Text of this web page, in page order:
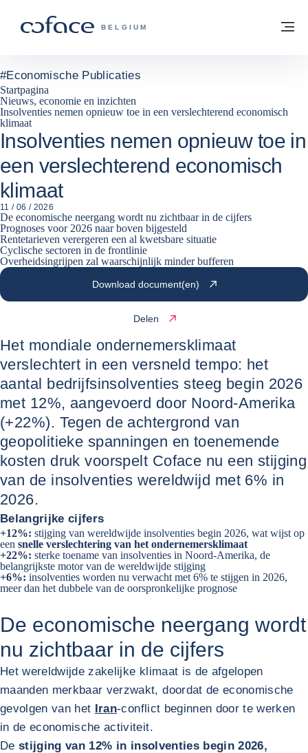
COFACE, FOR TRADE - GROEP
BELGIUM
Terug naar startpagina
#Economische Publicaties
Startpagina
Nieuws, economie en inzichten
Insolventies nemen opnieuw toe in een verslechterend economisch
klimaat
Insolventies nemen opnieuw toe in
een verslechterend economisch
klimaat
11 / 06 / 2026
De economische neergang wordt nu zichtbaar in de cijfers
Prognoses voor 2026 naar boven bijgesteld
Rentetarieven verergeren een al kwetsbare situatie
Cyclische sectoren in de frontlinie
Overheidsingrijpen zal waarschijnlijk minder bufferen
Download document(en)
Delen
Het mondiale ondernemersklimaat
verslechtert in een versneld tempo: het
aantal bedrijfsinsolventies steeg begin 2026
met 12%, aangevoerd door Noord‑Amerika
(+22%). Tegen de achtergrond van
geopolitieke spanningen en toenemende
kosten druk voorspelt Coface nu een stijging
van de insolventies wereldwijd met 6% in
2026.
Belangrijke cijfers
+12%: stijging van wereldwijde insolventies begin 2026, wat wijst op
een snelle verslechtering van het ondernemersklimaat
+22%: sterke toename van insolventies in Noord‑Amerika, de
belangrijkste motor van de wereldwijde stijging
+6%: insolventies worden nu verwacht met 6% te stijgen in 2026,
meer dan het dubbele van de oorspronkelijke prognose
De economische neergang wordt
nu zichtbaar in de cijfers
Het wereldwijde zakelijke klimaat is de afgelopen
maanden merkbaar verzwakt, doordat de economische
gevolgen van het Iran-conflict beginnen door te werken
in de economische activiteit.
De stijging van 12% in insolventies begin 2026,